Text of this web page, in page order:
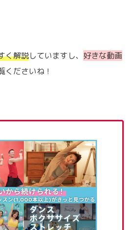
く解説していますし、 好きな動画
くださいね！